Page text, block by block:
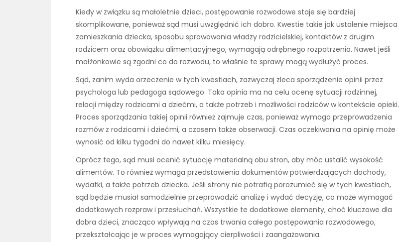
Kiedy w związku są małoletnie dzieci, postępowanie rozwodowe staje się bardziej
skomplikowane, ponieważ sąd musi uwzględnić ich dobro. Kwestie takie jak ustalenie miejsca
zamieszkania dziecka, sposobu sprawowania władzy rodzicielskiej, kontaktów z drugim
rodzicem oraz obowiązku alimentacyjnego, wymagają odrębnego rozpatrzenia. Nawet jeśli
małżonkowie są zgodni co do rozwodu, to właśnie te sprawy mogą wydłużyć proces.
Sąd, zanim wyda orzeczenie w tych kwestiach, zazwyczaj zleca sporządzenie opinii przez
psychologa lub pedagoga sądowego. Taka opinia ma na celu ocenę sytuacji rodzinnej,
relacji między rodzicami a dziećmi, a także potrzeb i możliwości rodziców w kontekście opieki.
Proces sporządzania takiej opinii również zajmuje czas, ponieważ wymaga przeprowadzenia
rozmów z rodzicami i dziećmi, a czasem także obserwacji. Czas oczekiwania na opinię może
wynosić od kilku tygodni do nawet kilku miesięcy.
Oprócz tego, sąd musi ocenić sytuację materialną obu stron, aby móc ustalić wysokość
alimentów. To również wymaga przedstawienia dokumentów potwierdzających dochody,
wydatki, a także potrzeb dziecka. Jeśli strony nie potrafią porozumieć się w tych kwestiach,
sąd będzie musiał samodzielnie przeprowadzić analizę i wydać decyzję, co może wymagać
dodatkowych rozpraw i przesłuchań. Wszystkie te dodatkowe elementy, choć kluczowe dla
dobra dzieci, znacząco wpływają na czas trwania całego postępowania rozwodowego,
przekształcając je w proces wymagający cierpliwości i zaangażowania.